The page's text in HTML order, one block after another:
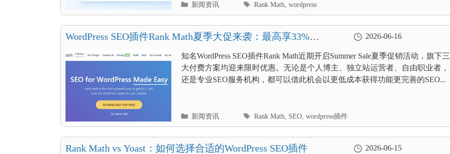
分
类
目
录
新闻资讯
标
签
Rank Math,wordpress
WordPress SEO插件Rank Math夏季大促来袭：最高享33%优
2026-06-16
知名WordPress SEO插件Rank Math近期开启Summer Sale夏季促销活动，旗下三
大付费方案均迎来限时优惠。无论是个人博主、独立站运营者、自由职业者，
还是专业SEO服务机构，都可以借此机会以更低成本获得功能更完善的SEO...
分
类
目
录
新闻资讯
标
签
Rank Math, SEO,wordpress插件
Rank Math vs Yoast：如何选择合适的WordPress SEO插件 2026-06-15